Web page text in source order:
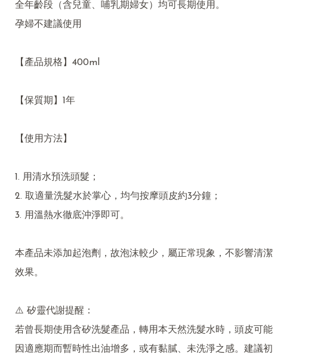
全年齡段（含兒童、哺乳期婦女）均可長期使用。
孕婦不建議使用
【產品規格】400ml
【保質期】1年
【使用方法】
1. 用清水預洗頭髮；
2. 取適量洗髮水於掌心，均勻按摩頭皮約3分鐘；
3. 用溫熱水徹底沖淨即可。
本產品未添加起泡劑，故泡沫較少，屬正常現象，不影響清潔
效果。
⚠️ 矽靈代謝提醒：
若曾長期使用含矽洗髮產品，轉用本天然洗髮水時，頭皮可能
因適應期而暫時性出油增多，或有黏膩、未洗淨之感。建議初